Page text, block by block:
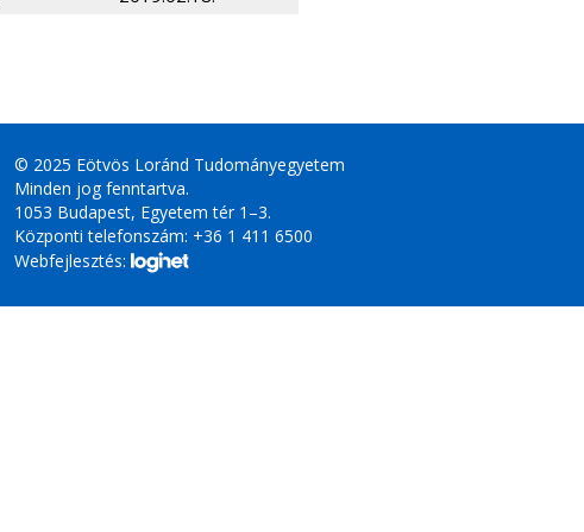
© 2025 Eötvös Loránd Tudományegyetem
Minden jog fenntartva.
1053 Budapest, Egyetem tér 1–3.
Központi telefonszám: +36 1 411 6500
Webfejlesztés: